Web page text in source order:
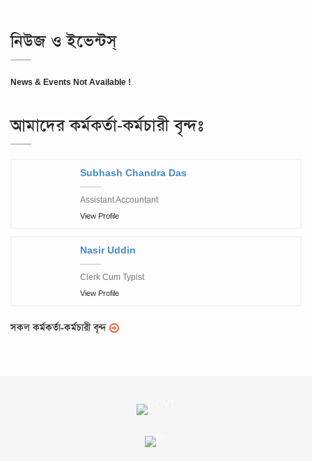
নিউজ ও ইভেন্টস্
News & Events Not Available !
আমাদের কর্মকর্তা-কর্মচারী বৃন্দঃ
Subhash Chandra Das
Assistant Accountant
View Profile
Nasir Uddin
Clerk Cum Typist
View Profile
সকল কর্মকর্তা-কর্মচারী বৃন্দ